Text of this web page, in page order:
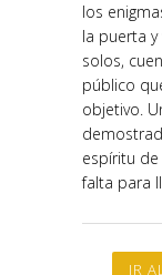
los
la puerta
solos,
público
objetivo.
espíritu
falta para
IR